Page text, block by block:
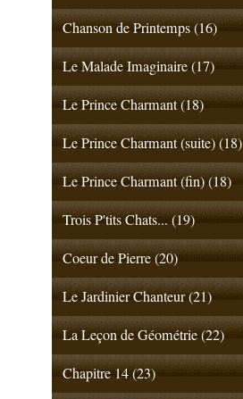
Chanson de Printemps (16)
Le Malade Imaginaire (17)
Le Prince Charmant (18)
Le Prince Charmant (suite) (18)
Le Prince Charmant (fin) (18)
Trois P'tits Chats... (19)
Coeur de Pierre (20)
Le Jardinier Chanteur (21)
La Leçon de Géométrie (22)
Chapitre 14 (23)